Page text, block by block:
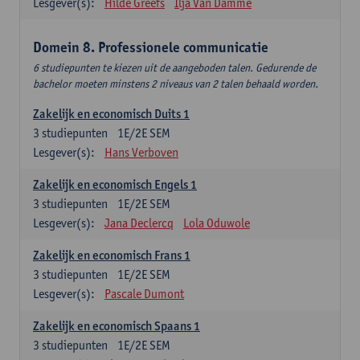
Domein 8. Professionele communicatie
6 studiepunten te kiezen uit de aangeboden talen. Gedurende de
bachelor moeten minstens 2 niveaus van 2 talen behaald worden.
Zakelijk en economisch Duits 1
1E/2E SEM
3 studiepunten
Lesgever(s):
Hans Verboven
Zakelijk en economisch Engels 1
1E/2E SEM
3 studiepunten
Lesgever(s):
Jana Declercq Lola Oduwole
Zakelijk en economisch Frans 1
1E/2E SEM
3 studiepunten
Lesgever(s):
Pascale Dumont
Zakelijk en economisch Spaans 1
1E/2E SEM
3 studiepunten